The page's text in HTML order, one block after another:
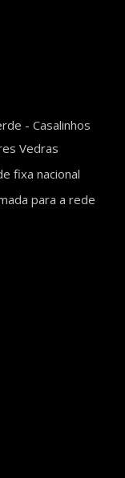
- Casalinhos
Vedras
fixa nacional
para a rede